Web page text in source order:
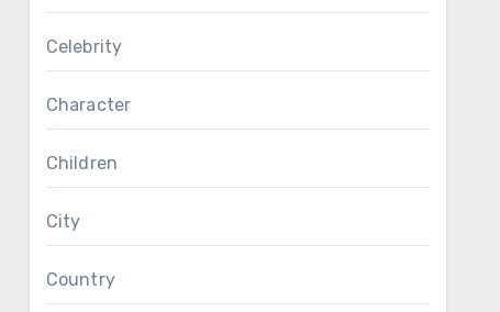
Celebrity
Character
Children
City
Country